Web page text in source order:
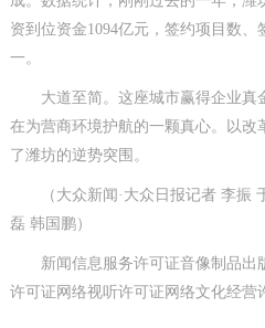
资到位资金1094亿元，签约项目数
一。
大道至简。这座城市赢得企业真
在为营商环境护航的一颗真心。以改
了潍坊的逆势突围。
（大众新闻·大众日报记者 李振
磊 韩国鹏）
新闻信息服务许可证音像制品出
许可证网络视听许可证网络文化经营